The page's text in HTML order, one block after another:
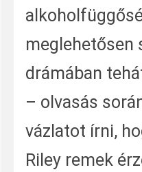
meglehetősen
drámában
– olvasás
vázlatot írni,
Riley remek